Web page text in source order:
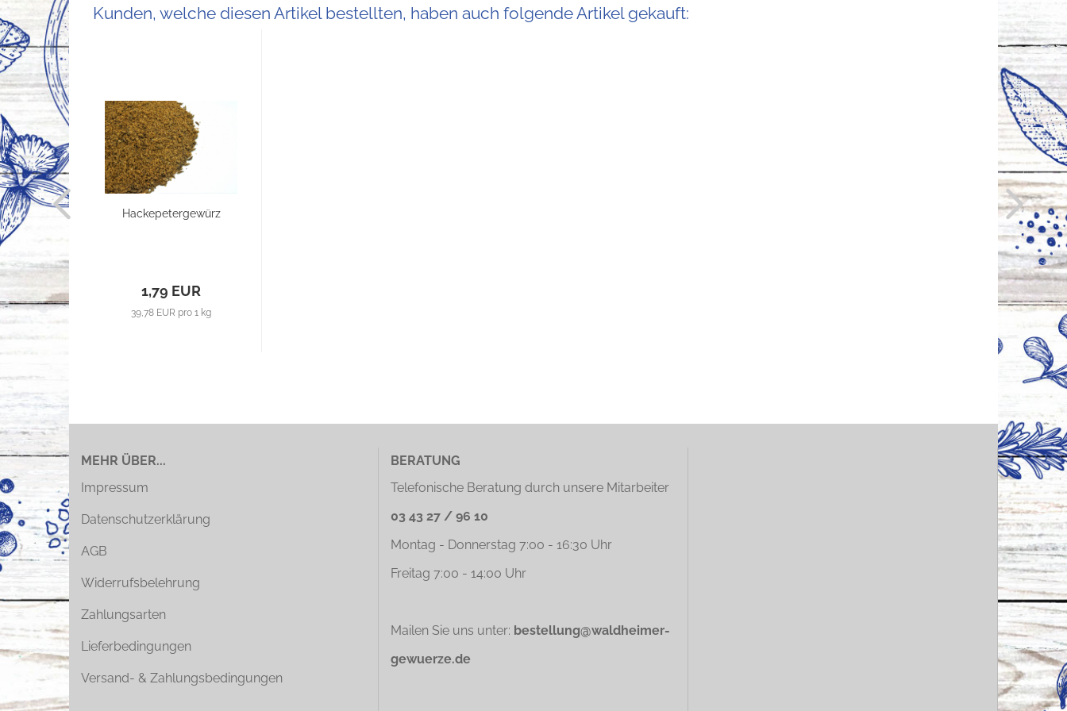
Kunden, welche diesen Artikel bestellten, haben auch folgende Artikel gekauft:
Hackepetergewürz
1,79 EUR
39,78 EUR pro 1 kg
MEHR ÜBER...
Impressum
Datenschutzerklärung
AGB
Widerrufsbelehrung
Zahlungsarten
Lieferbedingungen
Versand- & Zahlungsbedingungen
BERATUNG
Telefonische Beratung durch unsere Mitarbeiter
03 43 27 / 96 10
Montag - Donnerstag 7:00 - 16:30 Uhr
Freitag 7:00 - 14:00 Uhr
Mailen Sie uns unter: bestellung@waldheimer-
gewuerze.de